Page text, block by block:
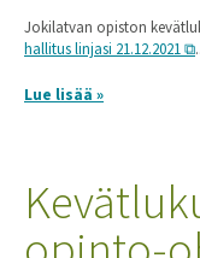
Jokilatvan opiston
hallitus linjasi 21.12.2021
Lue lisää »